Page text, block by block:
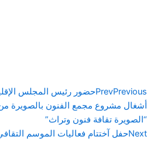
PrevPrevious
حضور رئيس المجلس
أشغال مشروع مجمع الفنون بالصويرة
“الصويرة تقافة فنون وتراث”
Nextحفل آختتام فعاليات الموسم